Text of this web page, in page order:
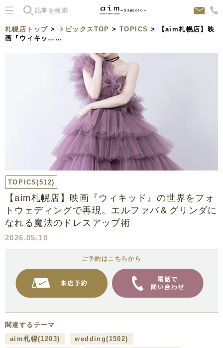
Sapporo
札幌店トップ > トピックスTOP >TOPICS > 【aim札幌店】映
画『ウィキッ……
TOPICS(512)
【aim札幌店】映画『ウィキッド』の世界をフォ
トウェディングで再現。エルファバ＆グリンダに
なれる魔法のドレスアップ術
2026.05.10
ご予約はこちらから
関連するテーマ
aim札幌(1203) wedding(1502)